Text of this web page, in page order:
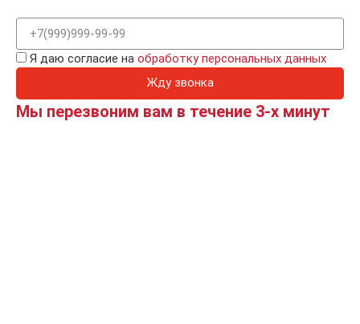
Я даю согласие на обработку персональных данных
Жду звонка
Мы перезвоним вам в течение 3-х минут